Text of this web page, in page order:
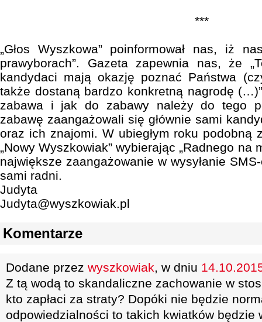
***
„Głos Wyszkowa” poinformował nas, iż
prawyborach”. Gazeta zapewnia nas, że
kandydaci mają okazję poznać Państwa
także dostaną bardzo konkretną nagrodę
zabawa i jak do zabawy należy do tego
zabawę zaangażowali się głównie sami
oraz ich znajomi. W ubiegłym roku podobną
„Nowy Wyszkowiak” wybierając „Radnego na
największe zaangażowanie w wysyłanie
sami radni.
Judyta
Judyta@wyszkowiak.pl
Komentarze
Dodane przez wyszkowiak, w dniu
Z tą wodą to skandaliczne zachowanie w
kto zapłaci za straty? Dopóki nie będzie
odpowiedzialności to takich kwiatków będzie